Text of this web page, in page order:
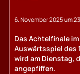
6. November 2025 um
Das Achtelfinale
Auswärtsspiel des
wird am Dienstag,
angepfiffen.